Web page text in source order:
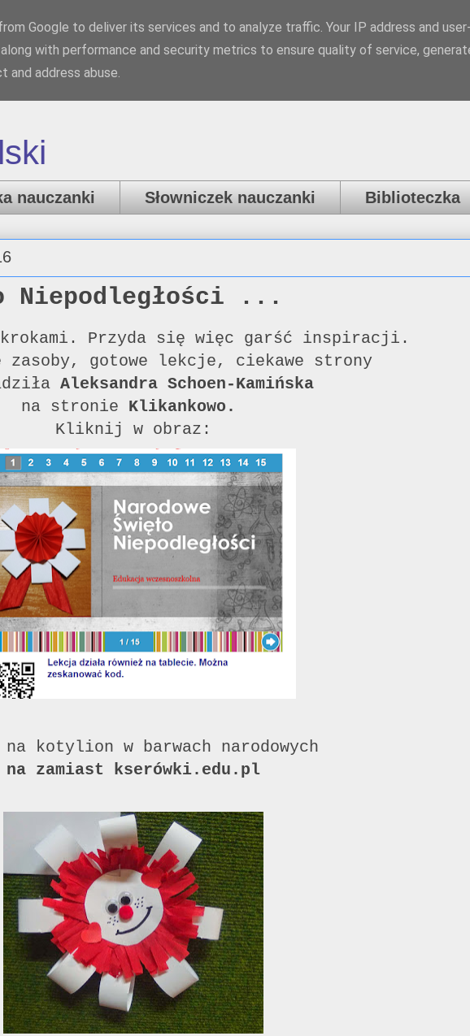
nauczanki Słowniczek nauczanki Biblioteczka
Niepodległości ...
Przyda się więc garść inspiracji.
zasoby, gotowe lekcje, ciekawe strony
Aleksandra Schoen-Kamińska
na stronie Klikankowo.
Kliknij w obraz:
na kotylion w barwach narodowych
na zamiast kserówki.edu.pl
Google to deliver its services and to analyze traffic. Your IP address and
with performance and security metrics to ensure quality of service,
address abuse.